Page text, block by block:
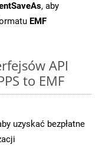
, aby
EMF
API
to EMF
uzyskać bezpłatne